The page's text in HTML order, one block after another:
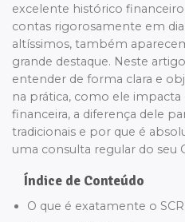
excelente histórico
contas rigorosamente em
altíssimos, também
grande destaque. Neste
entender de forma clara e
na prática, como ele impacta
financeira, a diferença dele
tradicionais e por que é
uma consulta regular do seu
Índice de Conteúdo
O que é exatamente o